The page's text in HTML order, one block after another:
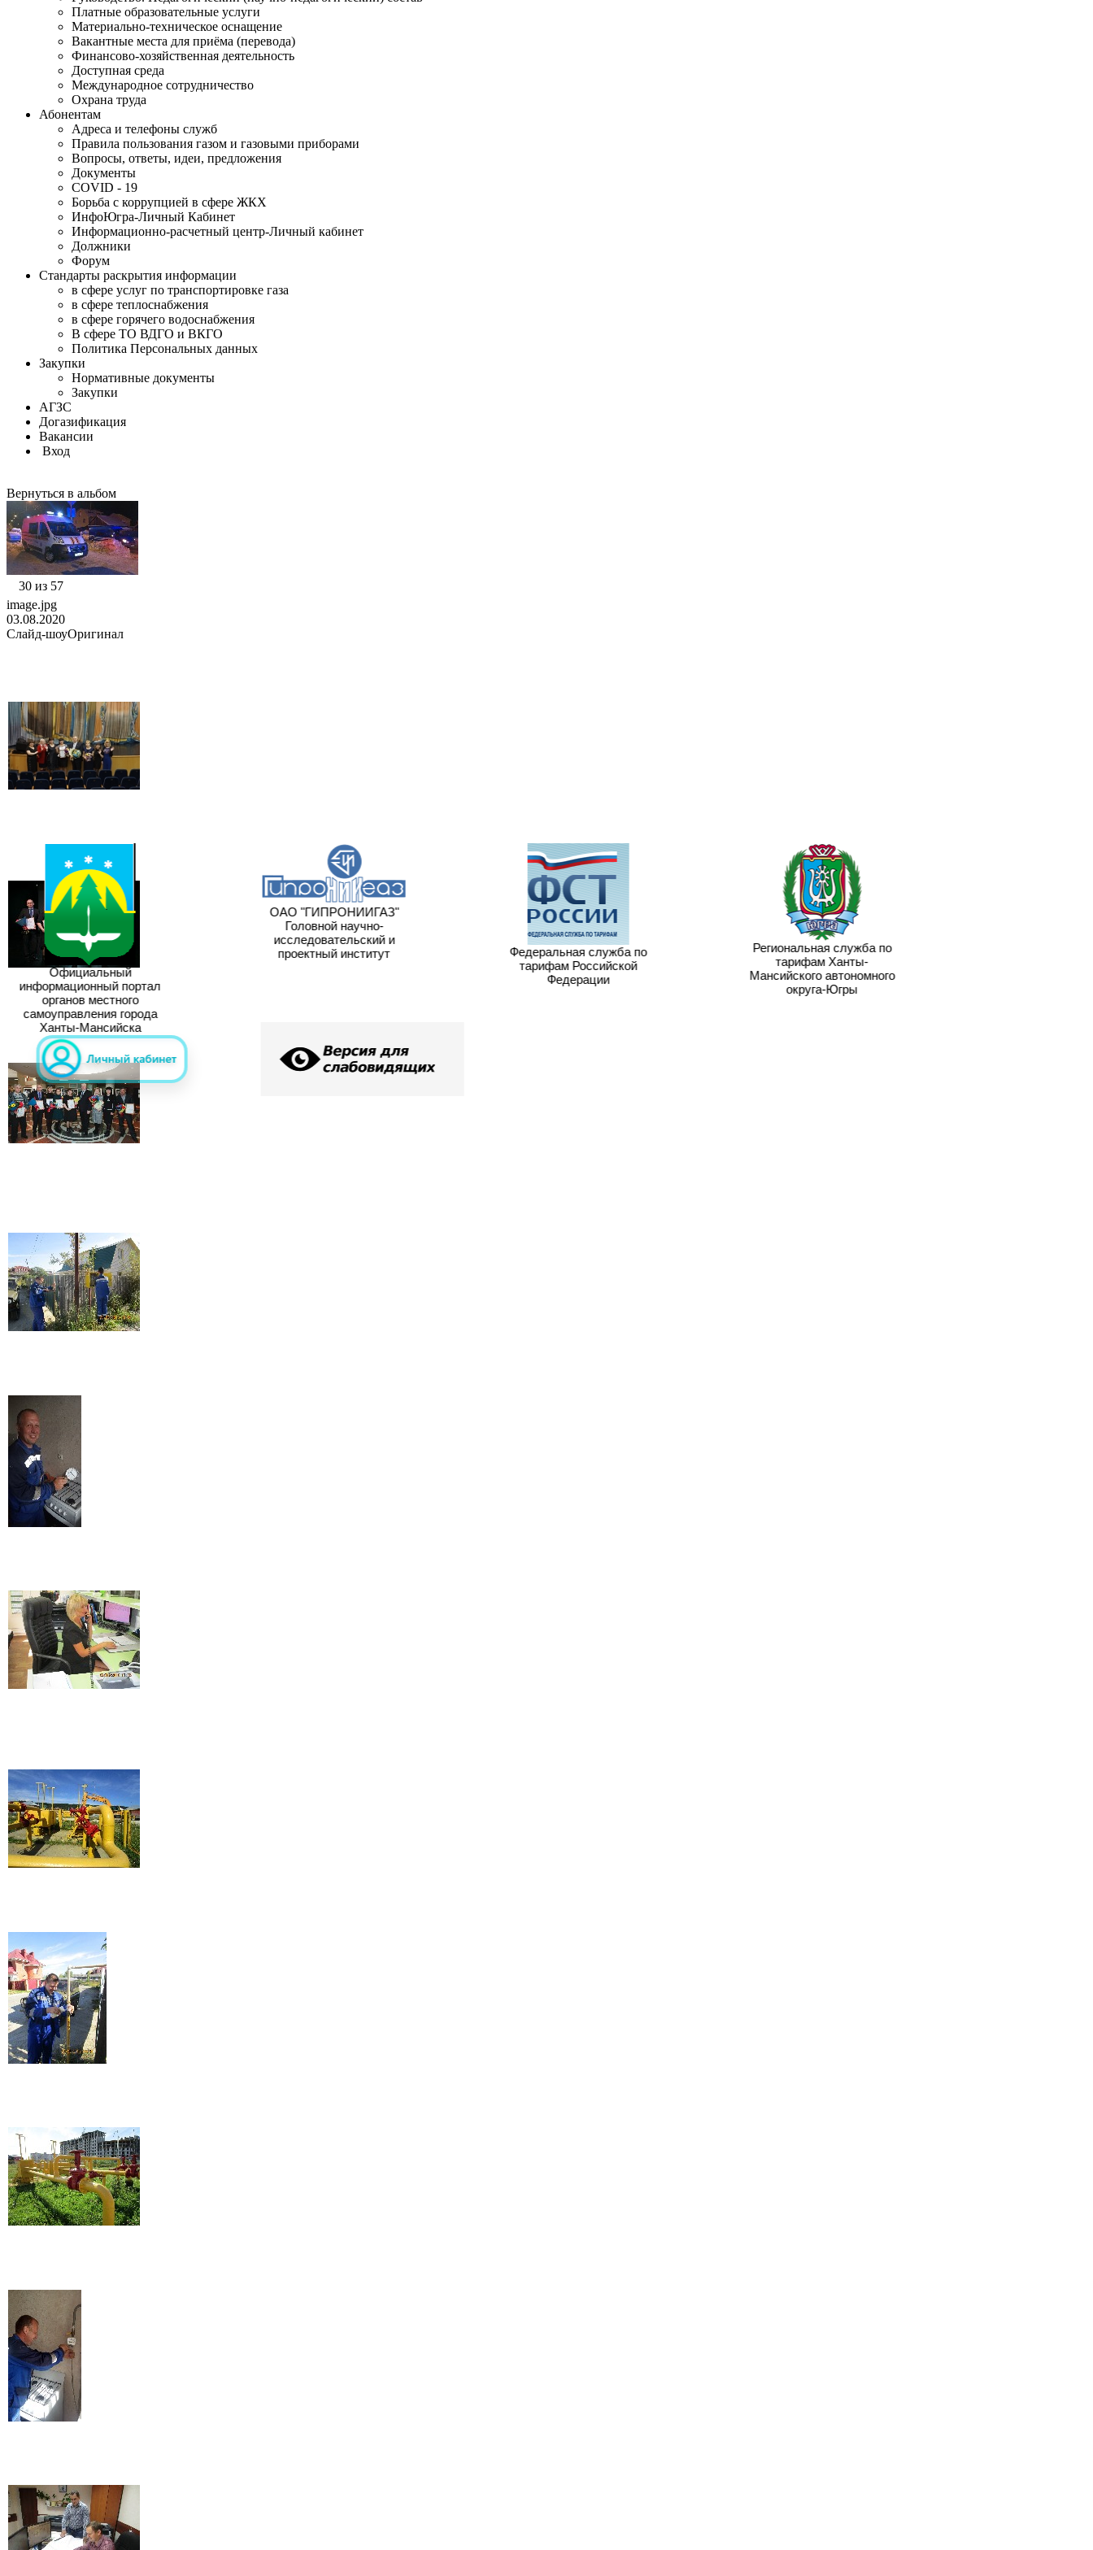
Платные образовательные услуги
Материально-техническое оснащение
Вакантные места для приёма (перевода)
Финансово-хозяйственная деятельность
Доступная среда
Международное сотрудничество
Охрана труда
Абонентам
Адреса и телефоны служб
Правила пользования газом и газовыми приборами
Вопросы, ответы, идеи, предложения
Документы
COVID - 19
Борьба с коррупцией в сфере ЖКХ
ИнфоЮгра-Личный Кабинет
Информационно-расчетный центр-Личный кабинет
Должники
Форум
Стандарты раскрытия информации
в сфере услуг по транспортировке газа
в сфере теплоснабжения
в сфере горячего водоснабжения
В сфере ТО ВДГО и ВКГО
Политика Персональных данных
Закупки
Нормативные документы
Закупки
АГЗС
Догазификация
Вакансии
Вход
Вернуться в альбом
30 из 57
image.jpg
03.08.2020
Слайд-шоуОригинал
Официальный
информационный портал
органов местного
самоуправления города
Ханты-Мансийска
ОАО "ГИПРОНИИГАЗ"
Головной научно-
исследовательский и
проектный институт
Федеральная служба по
тарифам Российской
Федерации
Региональная служба по
тарифам Ханты-
Мансийского автономного
округа-Югры